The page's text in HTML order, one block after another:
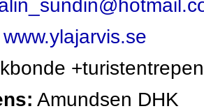
www.ylajarvis.se
Amundsen DHK